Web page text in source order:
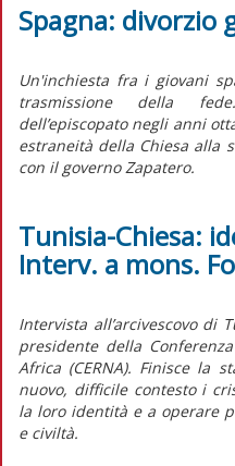
Spagna: divorzio
Un'inchiesta fra i giovani
trasmissione della
dell’episcopato negli anni
estraneità della Chiesa alla
con il governo Zapatero.
Tunisia-Chiesa:
Interv. a mons.
Intervista all’arcivescovo di
presidente della
Africa (CERNA). Finisce la
nuovo, difficile contesto i
la loro identità e a operare
e civiltà.